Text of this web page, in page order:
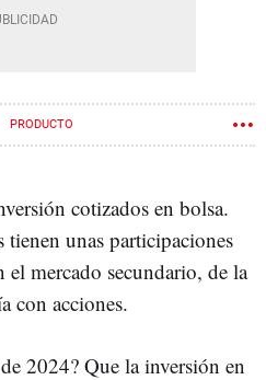
PRODUCTO
cotizados en bolsa.
tienen unas participaciones
el mercado secundario, de la
con acciones.
2024? Que la inversión en